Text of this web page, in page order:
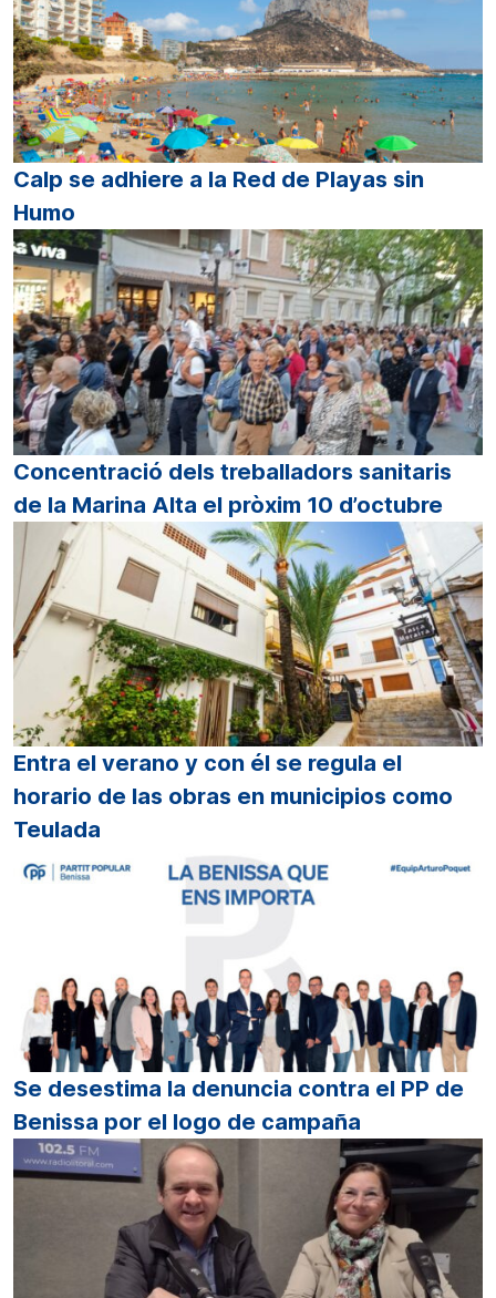
Calp se adhiere a la Red de Playas sin
Humo
Concentració dels treballadors sanitaris
de la Marina Alta el pròxim 10 d’octubre
Entra el verano y con él se regula el
horario de las obras en municipios como
Teulada
Se desestima la denuncia contra el PP de
Benissa por el logo de campaña